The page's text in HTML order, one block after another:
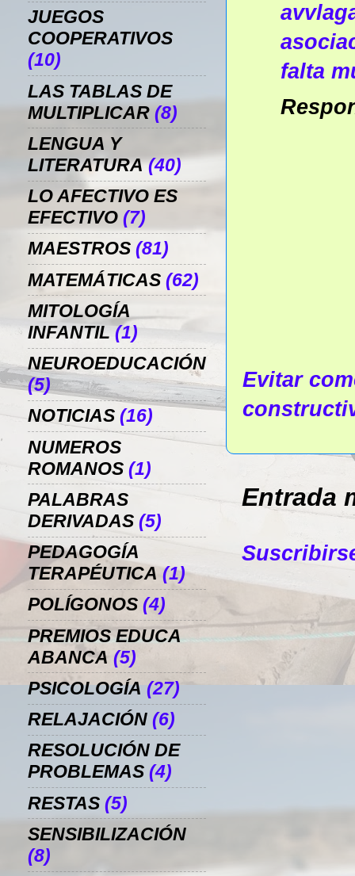
falta
Evitar
Entrada
JUEGOS
COOPERATIVOS
(10)
LAS TABLAS DE
MULTIPLICAR (8)
LENGUA Y
LITERATURA (40)
LO AFECTIVO ES
EFECTIVO (7)
MAESTROS (81)
MATEMÁTICAS (62)
MITOLOGÍA
INFANTIL (1)
NEUROEDUCACIÓN
(5)
NOTICIAS (16)
NUMEROS
ROMANOS (1)
PALABRAS
DERIVADAS (5)
PEDAGOGÍA
TERAPÉUTICA (1)
POLÍGONOS (4)
PREMIOS EDUCA
ABANCA (5)
PSICOLOGÍA (27)
RELAJACIÓN (6)
RESOLUCIÓN DE
PROBLEMAS (4)
RESTAS (5)
SENSIBILIZACIÓN
(8)